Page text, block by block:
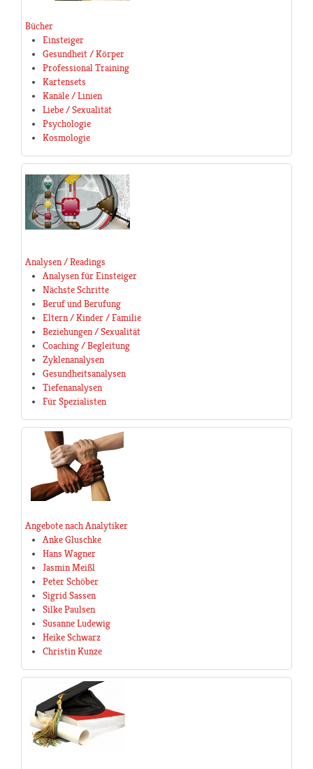
Bücher
Einsteiger
Gesundheit / Körper
Professional Training
Kartensets
Kanäle / Linien
Liebe / Sexualität
Psychologie
Kosmologie
Analysen / Readings
Analysen für Einsteiger
Nächste Schritte
Beruf und Berufung
Eltern / Kinder / Familie
Beziehungen / Sexualität
Coaching / Begleitung
Zyklenanalysen
Gesundheitsanalysen
Tiefenanalysen
Für Spezialisten
Angebote nach Analytiker
Anke Gluschke
Hans Wagner
Jasmin Meißl
Peter Schöber
Sigrid Sassen
Silke Paulsen
Susanne Ludewig
Heike Schwarz
Christin Kunze